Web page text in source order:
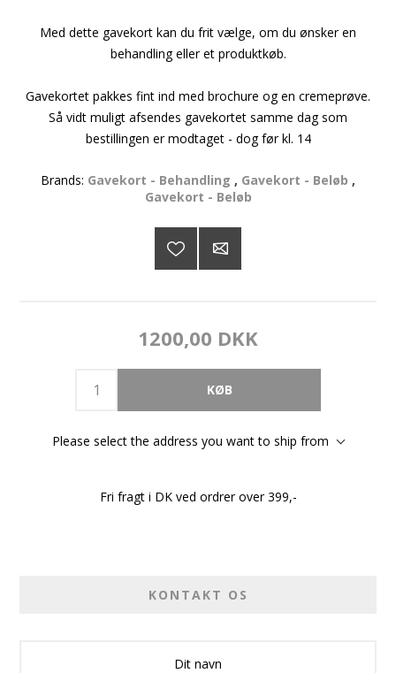
Med dette gavekort kan du frit vælge, om du ønsker en
behandling eller et produktkøb.
Gavekortet pakkes fint ind med brochure og en cremeprøve.
Så vidt muligt afsendes gavekortet samme dag som
bestillingen er modtaget - dog før kl. 14
Brands: Gavekort - Behandling , Gavekort - Beløb ,
Gavekort - Beløb
1200,00 DKK
Please select the address you want to ship from
Fri fragt i DK ved ordrer over 399,-
KONTAKT OS
Dit navn